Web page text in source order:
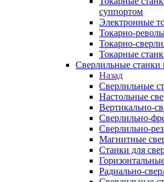
суппортом
Электронные
Токарно-
Токарно-
Токарные
Сверлильные станки
Назад
Сверлильные
Настольные
Вертикально-
Сверлильно-
Сверлильно-
Магнитные
Станки для
Радиально-